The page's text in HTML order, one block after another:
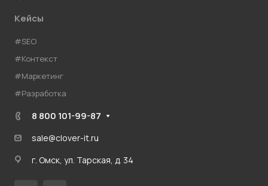
Кейсы
#SEO
#Контекст
#Маркетинг
#Разработка
8 800 101-99-87
sale@clover-it.ru
г. Омск, ул. Тарская, д. 34